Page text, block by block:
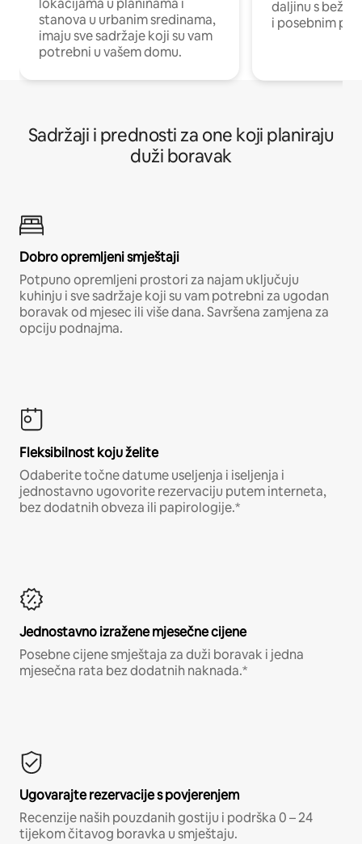
lokacijama u planinama i
stanova u urbanim sredinama,
imaju sve sadržaje koji su vam
potrebni u vašem domu.
daljinu s
i posebnim
Sadržaji i prednosti za one koji planiraju
duži boravak
Dobro opremljeni smještaji
Potpuno opremljeni prostori za najam uključuju
kuhinju i sve sadržaje koji su vam potrebni za ugodan
boravak od mjesec ili više dana. Savršena zamjena za
opciju podnajma.
Fleksibilnost koju želite
Odaberite točne datume useljenja i iseljenja i
jednostavno ugovorite rezervaciju putem interneta,
bez dodatnih obveza ili papirologije.*
Jednostavno izražene mjesečne cijene
Posebne cijene smještaja za duži boravak i jedna
mjesečna rata bez dodatnih naknada.*
Ugovarajte rezervacije s povjerenjem
Recenzije naših pouzdanih gostiju i podrška 0 – 24
tijekom čitavog boravka u smještaju.